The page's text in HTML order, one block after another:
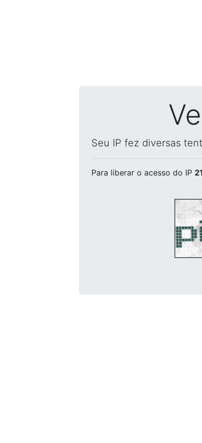
Seu IP fez diversas
Para liberar o acesso do IP